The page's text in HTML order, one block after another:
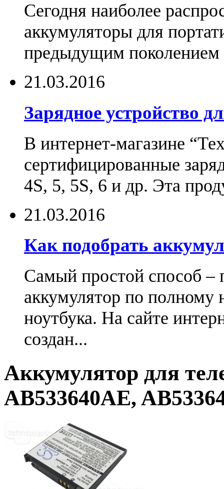
Сегодня наиболее
аккумуляторы для
предыдущим поколением
21.03.2016
Зарядное устройство
В интернет-магазине
сертифицированные
4S, 5, 5S, 6 и др. Эта
21.03.2016
Как подобрать
Самый простой способ –
аккумулятор по
ноутбука. На сайте
создан...
Аккумулятор для
AB533640AE,